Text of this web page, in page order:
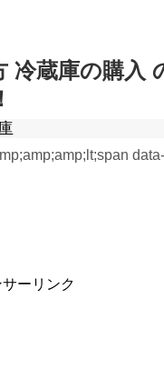
冷蔵庫の購入
ーリンク